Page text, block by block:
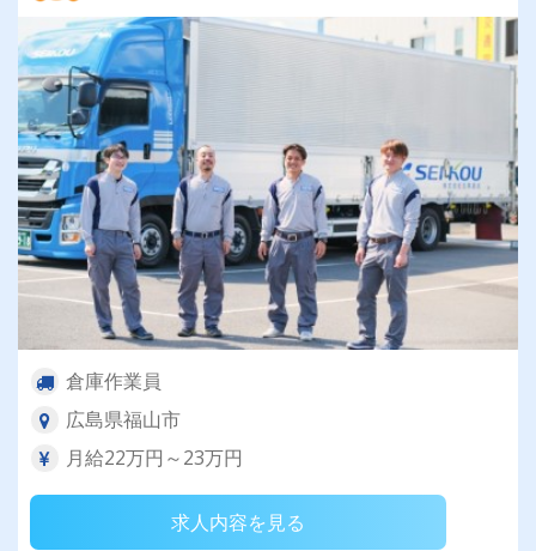
倉庫作業員
広島県福山市
月給22万円～23万円
求人内容を見る